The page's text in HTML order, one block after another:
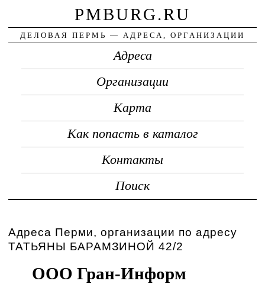
PMBURG.RU
ДЕЛОВАЯ ПЕРМЬ — АДРЕСА, ОРГАНИЗАЦИИ
Адреса
Организации
Карта
Как попасть в каталог
Контакты
Поиск
Адреса Перми, организации по адресу
ТАТЬЯНЫ БАРАМЗИНОЙ 42/2
ООО Гран-Информ